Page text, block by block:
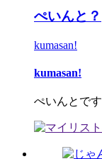
ぺいんと？
kumasan!
kumasan!
ぺいんとです